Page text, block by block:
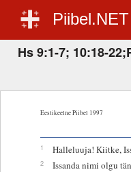
Piibel.NET
Hs 9:1-7; 10:18-
Eestikeelne Piibel 1997
1 Halleluuja! Kiitke,
2 Issanda nimi olgu